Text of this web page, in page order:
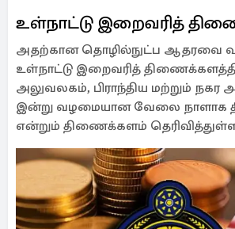
உள்நாட்டு இறைவரித்
அதற்கான தொழில்நுட்ப ஆதரவை
உள்நாட்டு இறைவரித்
அலுவலகம், பிராந்திய மற்றும்
இன்று வழமையான வேலை நாளாக
என்றும் திணைக்களம்